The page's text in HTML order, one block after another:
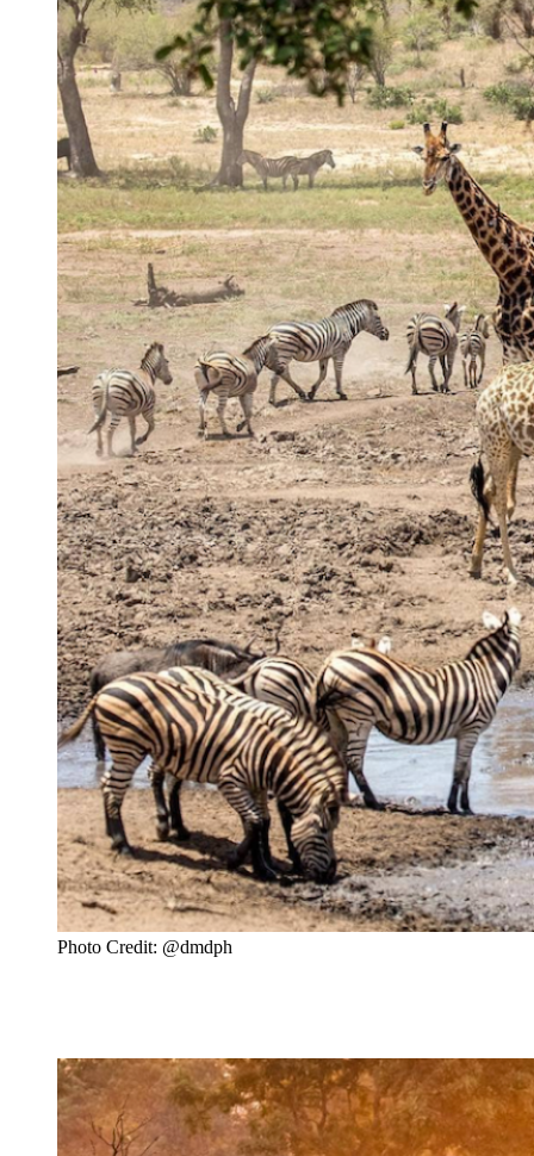
Photo Credit: @dmdph